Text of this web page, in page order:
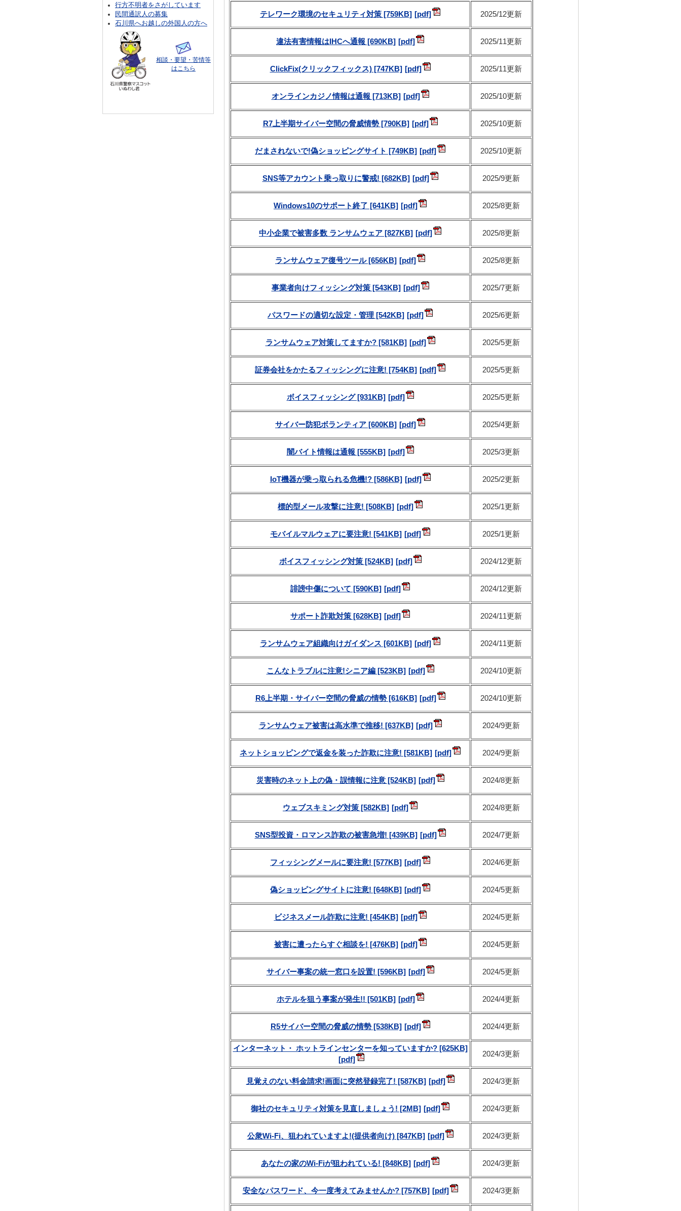
テレワーク環境のセキュリティ対策 [759KB] 2025/12更新
違法有害情報はIHCへ通報 [690KB] 2025/11更新
ClickFix(クリックフィックス) [747KB] 2025/11更新
オンラインカジノ情報は通報 [713KB] 2025/10更新
R7上半期サイバー空間の脅威情勢 [790KB] 2025/10更新
だまされないで!偽ショッピングサイト [749KB] 2025/10更新
SNS等アカウント乗っ取りに警戒! [682KB] 2025/9更新
Windows10のサポート終了 [641KB] 2025/8更新
中小企業で被害多数 ランサムウェア [827KB] 2025/8更新
ランサムウェア復号ツール [656KB] 2025/8更新
事業者向けフィッシング対策 [543KB] 2025/7更新
パスワードの適切な設定・管理 [542KB] 2025/6更新
ランサムウェア対策してますか? [581KB] 2025/5更新
証券会社をかたるフィッシングに注意! [754KB] 2025/5更新
ボイスフィッシング [931KB] 2025/5更新
サイバー防犯ボランティア [600KB] 2025/4更新
闇バイト情報は通報 [555KB] 2025/3更新
IoT機器が乗っ取られる危機!? [586KB] 2025/2更新
標的型メール攻撃に注意! [508KB] 2025/1更新
モバイルマルウェアに要注意! [541KB] 2025/1更新
ボイスフィッシング対策 [524KB] 2024/12更新
誹謗中傷について [590KB] 2024/12更新
サポート詐欺対策 [628KB] 2024/11更新
ランサムウェア組織向けガイダンス [601KB] 2024/11更新
こんなトラブルに注意!シニア編 [523KB] 2024/10更新
R6上半期・サイバー空間の脅威の情勢 [616KB] 2024/10更新
ランサムウェア被害は高水準で推移! [637KB] 2024/9更新
ネットショッピングで返金を装った詐欺に注意! [581KB] 2024/9更新
災害時のネット上の偽・誤情報に注意 [524KB] 2024/8更新
ウェブスキミング対策 [582KB] 2024/8更新
SNS型投資・ロマンス詐欺の被害急増! [439KB] 2024/7更新
フィッシングメールに要注意! [577KB] 2024/6更新
偽ショッピングサイトに注意! [648KB] 2024/5更新
ビジネスメール詐欺に注意! [454KB] 2024/5更新
被害に遭ったらすぐ相談を! [476KB] 2024/5更新
サイバー事案の統一窓口を設置! [596KB] 2024/5更新
ホテルを狙う事案が発生!! [501KB] 2024/4更新
R5サイバー空間の脅威の情勢 [538KB] 2024/4更新
インターネット・ ホットラインセンターを知っていますか? [625KB]
2024/3更新
見覚えのない料金請求!画面に突然登録完了! [587KB] 2024/3更新
御社のセキュリティ対策を見直しましょう! [2MB] 2024/3更新
公衆Wi-Fi、狙われていますよ!(提供者向け) [847KB] 2024/3更新
あなたの家のWi-Fiが狙われている! [848KB] 2024/3更新
安全なパスワード、今一度考えてみませんか? [757KB] 2024/3更新
行方不明者をさがしています
民間通訳人の募集
石川県へお越しの外国人の方へ
相談・要望・苦情等
はこちら